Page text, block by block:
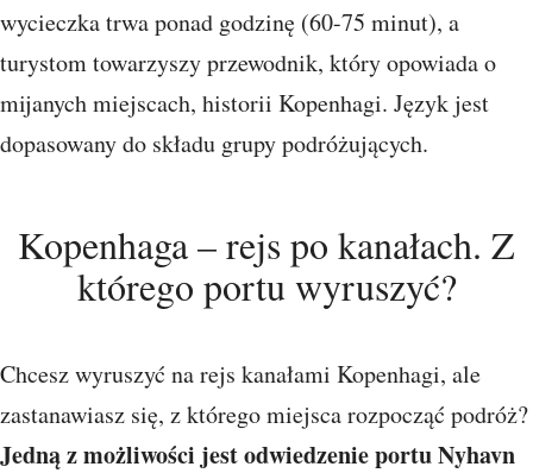
wycieczka trwa ponad godzinę (60-75 minut), a
turystom towarzyszy przewodnik, który opowiada o
mijanych miejscach, historii Kopenhagi. Język jest
dopasowany do składu grupy podróżujących.
Kopenhaga – rejs po kanałach. Z
którego portu wyruszyć?
Chcesz wyruszyć na rejs kanałami Kopenhagi, ale
zastanawiasz się, z którego miejsca rozpocząć podróż?
Jedną z możliwości jest odwiedzenie portu Nyhavn